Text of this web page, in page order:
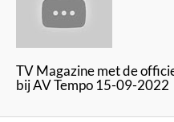
TV Magazine met de
bij AV Tempo 15-09-2022